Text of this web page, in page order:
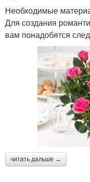
Необходимые
Для создания
вам понадобятся
читать дальше →